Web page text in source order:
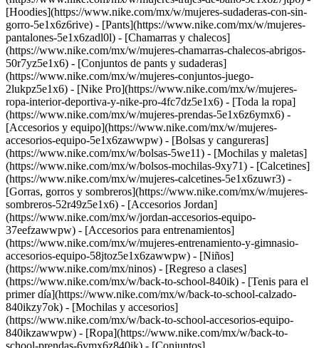
[Hoodies](https://www.nike.com/mx/w/mujeres-sudaderas-con-sin-
gorro-5e1x6z6rive) - [Pants](https://www.nike.com/mx/w/mujeres-
pantalones-5e1x6zadl0l) - [Chamarras y chalecos]
(https://www.nike.com/mx/w/mujeres-chamarras-chalecos-abrigos-
50r7yz5e1x6) - [Conjuntos de pants y sudaderas]
(https://www.nike.com/mx/w/mujeres-conjuntos-juego-
2lukpz5e1x6) - [Nike Pro](https://www.nike.com/mx/w/mujeres-
ropa-interior-deportiva-y-nike-pro-4fc7dz5e1x6) - [Toda la ropa]
(https://www.nike.com/mx/w/mujeres-prendas-5e1x6z6ymx6) -
[Accesorios y equipo](https://www.nike.com/mx/w/mujeres-
accesorios-equipo-5e1x6zawwpw) - [Bolsas y cangureras]
(https://www.nike.com/mx/w/bolsas-5we11) - [Mochilas y maletas]
(https://www.nike.com/mx/w/bolsos-mochilas-9xy71) - [Calcetines]
(https://www.nike.com/mx/w/mujeres-calcetines-5e1x6zuwr3) -
[Gorras, gorros y sombreros](https://www.nike.com/mx/w/mujeres-
sombreros-52r49z5e1x6) - [Accesorios Jordan]
(https://www.nike.com/mx/w/jordan-accesorios-equipo-
37eefzawwpw) - [Accesorios para entrenamientos]
(https://www.nike.com/mx/w/mujeres-entrenamiento-y-gimnasio-
accesorios-equipo-58jtoz5e1x6zawwpw) - [Niños]
(https://www.nike.com/mx/ninos) - [Regreso a clases]
(https://www.nike.com/mx/w/back-to-school-840ik) - [Tenis para el
primer día](https://www.nike.com/mx/w/back-to-school-calzado-
840ikzy7ok) - [Mochilas y accesorios]
(https://www.nike.com/mx/w/back-to-school-accesorios-equipo-
840ikzawwpw) - [Ropa](https://www.nike.com/mx/w/back-to-
school-prendas-6ymx6z840ik) - [Conjuntos]